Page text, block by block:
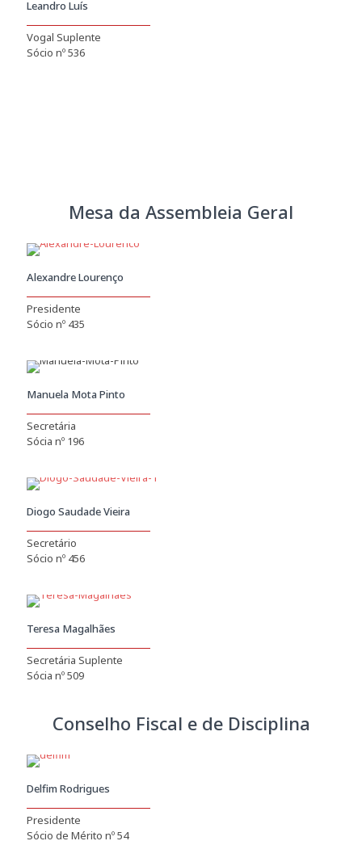
Leandro Luís
Vogal Suplente
Sócio nº 536
Mesa da Assembleia Geral
Alexandre Lourenço
Presidente
Sócio nº 435
Manuela Mota Pinto
Secretária
Sócia nº 196
Diogo Saudade Vieira
Secretário
Sócio nº 456
Teresa Magalhães
Secretária Suplente
Sócia nº 509
Conselho Fiscal e de Disciplina
Delfim Rodrigues
Presidente
Sócio de Mérito nº 54